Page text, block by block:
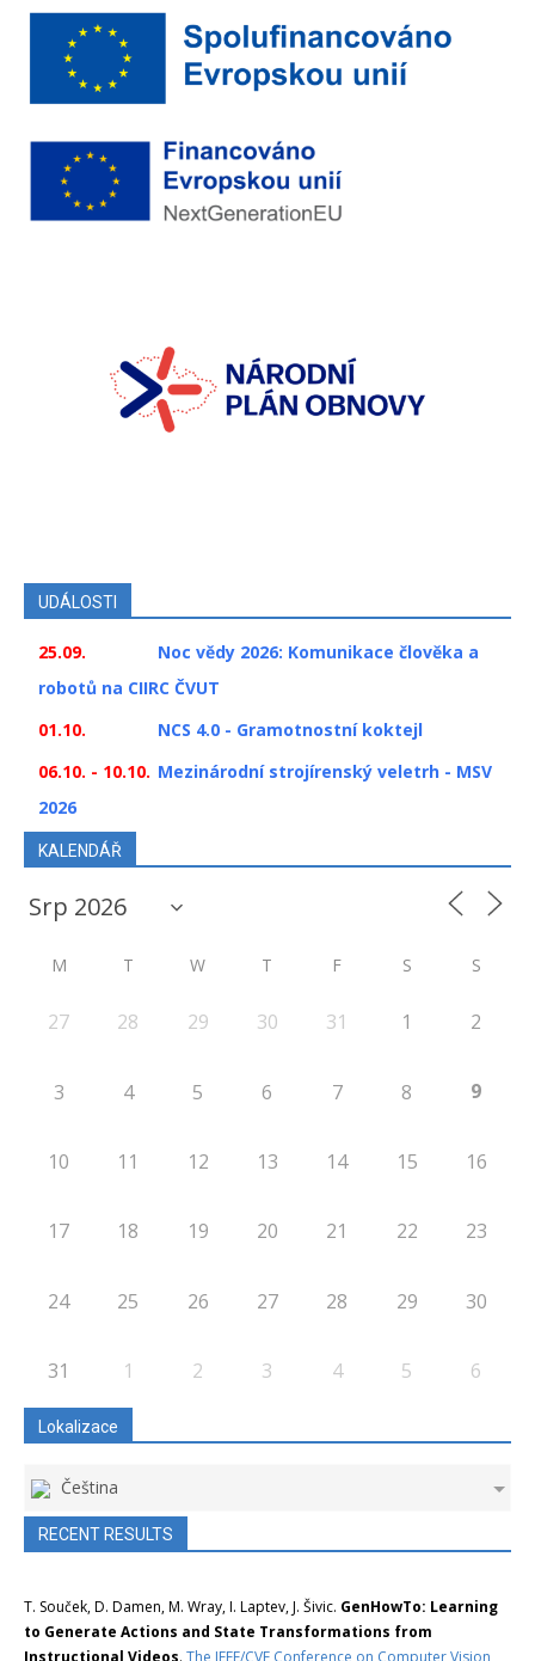
UDÁLOSTI
25.09.
Noc vědy 2026: Komunikace člověka a
robotů na CIIRC ČVUT
01.10.
NCS 4.0 - Gramotnostní koktejl
06.10. - 10.10. Mezinárodní strojírenský veletrh - MSV
2026
KALENDÁŘ
M T W T F S S
27 28 29 30 31 1 2
3 4 5 6 7 8 9
10 11 12 13 14 15 16
17 18 19 20 21 22 23
24 25 26 27 28 29 30
31 1 2 3 4 5 6
Lokalizace
Čeština
RECENT RESULTS
T. Souček, D. Damen, M. Wray, I. Laptev, J. Šivic. GenHowTo: Learning
to Generate Actions and State Transformations from
Instructional Videos. The IEEE/CVF Conference on Computer Vision